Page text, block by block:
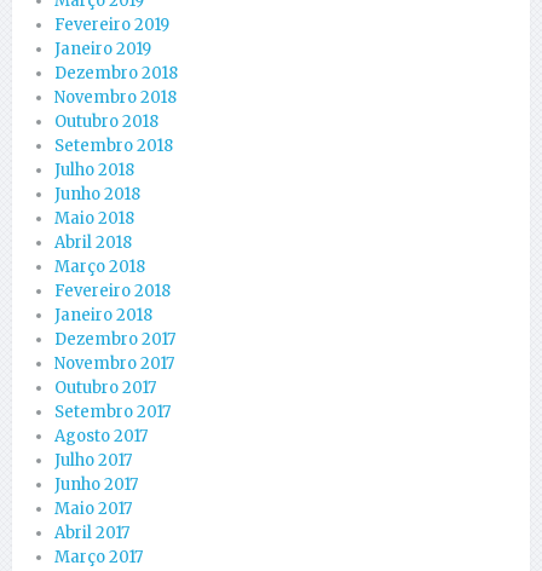
Fevereiro 2019
Janeiro 2019
Dezembro 2018
Novembro 2018
Outubro 2018
Setembro 2018
Julho 2018
Junho 2018
Maio 2018
Abril 2018
Março 2018
Fevereiro 2018
Janeiro 2018
Dezembro 2017
Novembro 2017
Outubro 2017
Setembro 2017
Agosto 2017
Julho 2017
Junho 2017
Maio 2017
Abril 2017
Março 2017